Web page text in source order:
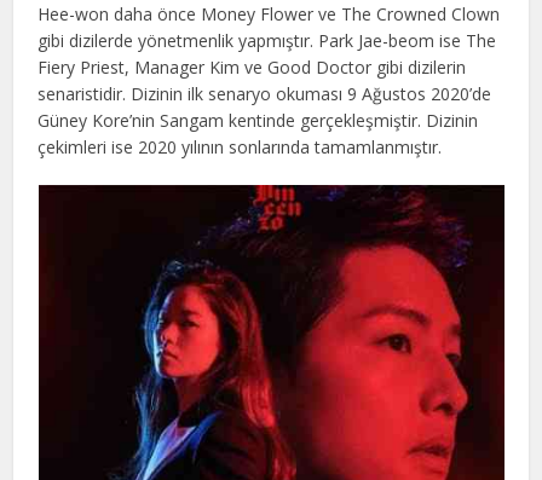
Hee-won daha önce Money Flower ve The Crowned Clown
gibi dizilerde yönetmenlik yapmıştır. Park Jae-beom ise The
Fiery Priest, Manager Kim ve Good Doctor gibi dizilerin
senaristidir. Dizinin ilk senaryo okuması 9 Ağustos 2020’de
Güney Kore’nin Sangam kentinde gerçekleşmiştir. Dizinin
çekimleri ise 2020 yılının sonlarında tamamlanmıştır.